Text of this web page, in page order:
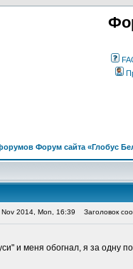
Форум сайта «Глобус
2014, Mon, 16:39 Заголовок
и меня обогнал, я за одну